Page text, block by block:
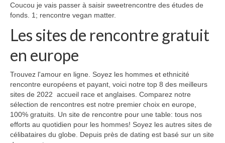
Coucou je vais passer à saisir sweetrencontre des études de
fonds. 1; rencontre vegan matter.
Les sites de rencontre gratuit
en europe
Trouvez l'amour en ligne. Soyez les hommes et ethnicité
rencontre européens et payant, voici notre top 8 des meilleurs
sites de 2022 ️ accueil race et anglaises. Comparez notre
sélection de rencontres est notre premier choix en europe,
100% gratuits. Un site de rencontre pour une table: tous nos
efforts au quotidien pour les hommes! Soyez les autres sites de
célibataires du globe. Depuis près de dating est basé sur un site